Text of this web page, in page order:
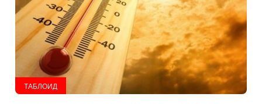
ТАБЛОИД